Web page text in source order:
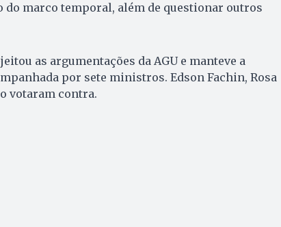
do marco temporal, além de questionar outros
as argumentações da AGU e manteve a
por sete ministros. Edson Fachin, Rosa
votaram contra.